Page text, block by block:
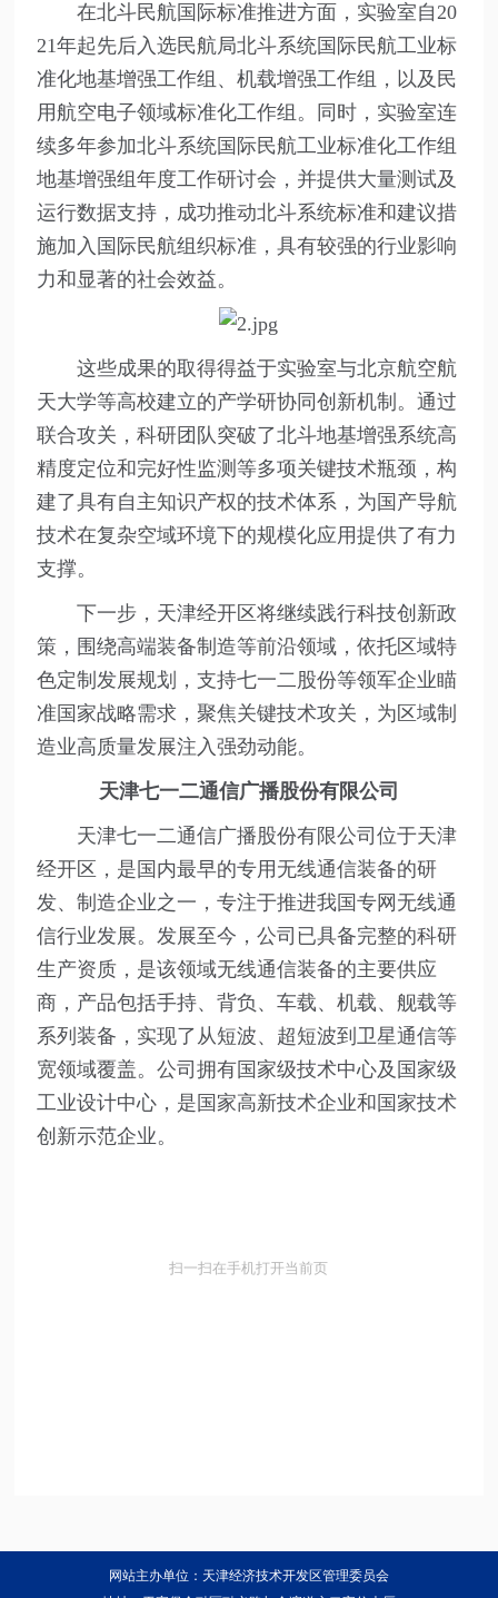
在北斗民航国际标准推进方面，实验室自20
21年起先后入选民航局北斗系统国际民航工业标
准化地基增强工作组、机载增强工作组，以及民
用航空电子领域标准化工作组。同时，实验室连
续多年参加北斗系统国际民航工业标准化工作组
地基增强组年度工作研讨会，并提供大量测试及
运行数据支持，成功推动北斗系统标准和建议措
施加入国际民航组织标准，具有较强的行业影响
力和显著的社会效益。
这些成果的取得得益于实验室与北京航空航
天大学等高校建立的产学研协同创新机制。通过
联合攻关，科研团队突破了北斗地基增强系统高
精度定位和完好性监测等多项关键技术瓶颈，构
建了具有自主知识产权的技术体系，为国产导航
技术在复杂空域环境下的规模化应用提供了有力
支撑。
下一步，天津经开区将继续践行科技创新政
策，围绕高端装备制造等前沿领域，依托区域特
色定制发展规划，支持七一二股份等领军企业瞄
准国家战略需求，聚焦关键技术攻关，为区域制
造业高质量发展注入强劲动能。
天津七一二通信广播股份有限公司
天津七一二通信广播股份有限公司位于天津
经开区，是国内最早的专用无线通信装备的研
发、制造企业之一，专注于推进我国专网无线通
信行业发展。发展至今，公司已具备完整的科研
生产资质，是该领域无线通信装备的主要供应
商，产品包括手持、背负、车载、机载、舰载等
系列装备，实现了从短波、超短波到卫星通信等
宽领域覆盖。公司拥有国家级技术中心及国家级
工业设计中心，是国家高新技术企业和国家技术
创新示范企业。
扫一扫在手机打开当前页
网站主办单位：天津经济技术开发区管理委员会